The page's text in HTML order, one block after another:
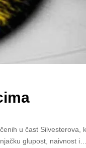
u čast Silvesterova,
glupost, naivnost i…